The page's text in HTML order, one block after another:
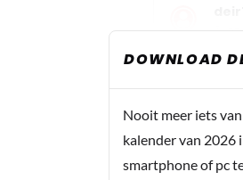
20
18 oktober
DOWNLOAD
Nooit meer iets
kalender van 2026
smartphone of pc